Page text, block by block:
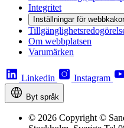
Integritet
Inställningar för webbkakor
Om webbplatsen
Varumärken
Linkedin Instagram
Byt språk
© 2026 Copyright ©